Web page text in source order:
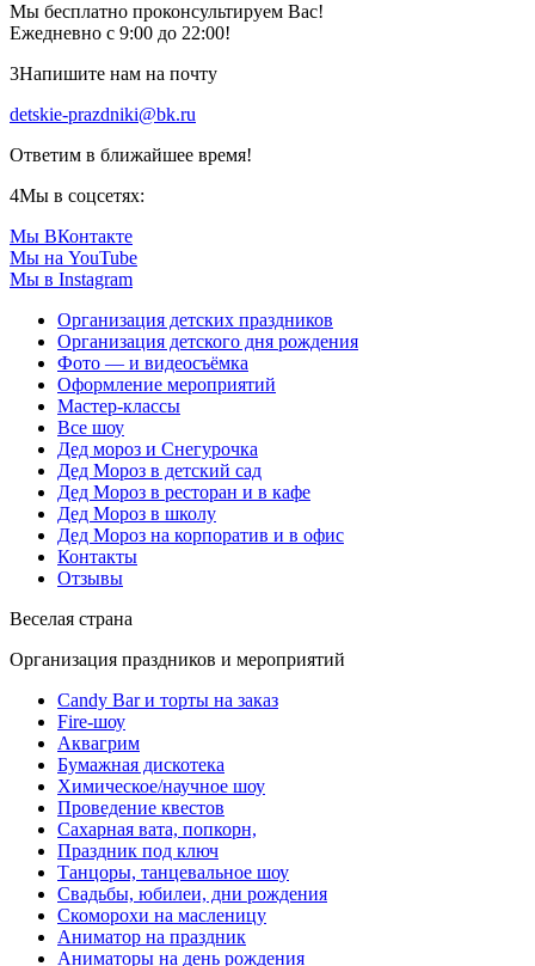
Мы бесплатно проконсультируем Вас!
Ежедневно с 9:00 до 22:00!
3Напишите нам на почту
detskie-prazdniki@bk.ru
Ответим в ближайшее время!
4Мы в соцсетях:
Мы ВКонтакте
Мы на YouTube
Мы в Instagram
Организация детских праздников
Организация детского дня рождения
Фото — и видеосъёмка
Оформление мероприятий
Мастер-классы
Все шоу
Дед мороз и Снегурочка
Дед Мороз в детский сад
Дед Мороз в ресторан и в кафе
Дед Мороз в школу
Дед Мороз на корпоратив и в офис
Контакты
Отзывы
Веселая страна
Организация праздников и мероприятий
Candy Bar и торты на заказ
Fire-шоу
Аквагрим
Бумажная дискотека
Химическое/научное шоу
Проведение квестов
Сахарная вата, попкорн,
Праздник под ключ
Танцоры, танцевальное шоу
Свадьбы, юбилеи, дни рождения
Скоморохи на масленицу
Аниматор на праздник
Аниматоры на день рождения